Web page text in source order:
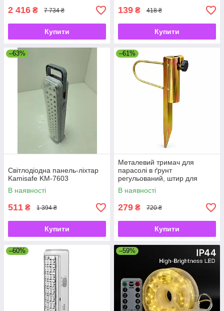
2 416 ₴ 7 734 ₴
Купити
139 ₴ 418 ₴
Купити
–63%
Світлодіодна панель-ліхтар
Kamisafe KM-7603
В наявності
511 ₴ 1 394 ₴
Купити
–61%
Металевий тримач для
парасолі в ґрунт
регульований, штир для
садової парасолі з
фіксатором
В наявності
279 ₴ 720 ₴
Купити
–60% –59%